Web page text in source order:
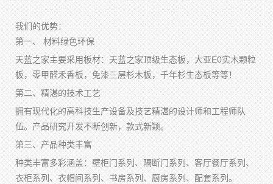
我们的优势：
第一、 材料绿色环保
天蓝之家主要采用板材：天蓝之家顶级生态板，大亚E0实木颗粒
板，零甲醛禾香板，免漆三层杉木板，千年杉生态板等等！
第二、精湛的技术工艺
拥有现代化的高科技生产设备及技艺精湛的设计师和工程师队
伍。产品研究开发不断创新，款式新颖。
第三、产品种类丰富
种类丰富多彩涵盖：壁柜门系列、隔断门系列、客厅餐厅系列、
衣柜系列、衣帽间系列、书房系列、厨房系列、配套系列。